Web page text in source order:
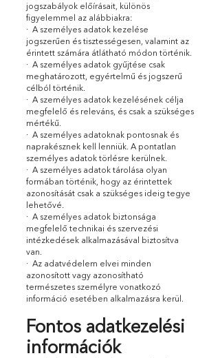
jogszabályok előírásait, különös
figyelemmel az alábbiakra:
· A személyes adatok kezelése
jogszerűen és tisztességesen, valamint az
érintett számára átlátható módon történik.
· A személyes adatok gyűjtése csak
meghatározott, egyértelmű és jogszerű
célból történik.
· A személyes adatok kezelésének célja
megfelelő és releváns, és csak a szükséges
mértékű.
· A személyes adatoknak pontosnak és
naprakésznek kell lenniük. A pontatlan
személyes adatok törlésre kerülnek.
· A személyes adatok tárolása olyan
formában történik, hogy az érintettek
azonosítását csak a szükséges ideig tegye
lehetővé.
· A személyes adatok biztonsága
megfelelő technikai és szervezési
intézkedések alkalmazásával biztosítva
van.
· Az adatvédelem elvei minden
azonosított vagy azonosítható
természetes személyre vonatkozó
információ esetében alkalmazásra kerül.
Fontos adatkezelési
információk